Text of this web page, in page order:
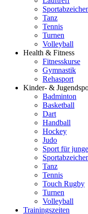
Tanz
Tennis
Turnen
Volleyball
Health & Fitness
Fitnesskurse
Gymnastik
Rehasport
Kinder- &
Badminton
Basketball
Dart
Handball
Hockey
Judo
Sport für
Tanz
Tennis
Touch Rugby
Turnen
Volleyball
Trainingszeiten